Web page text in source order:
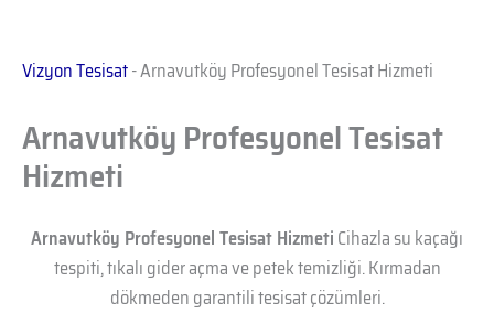
Vizyon Tesisat-Arnavutköy Profesyonel Tesisat Hizmeti
Arnavutköy Profesyonel Tesisat
Hizmeti
Arnavutköy Profesyonel Tesisat HizmetiCihazla su kaçağı
tespiti, tıkalı gider açma ve petek temizliği. Kırmadan
dökmeden garantili tesisat çözümleri.